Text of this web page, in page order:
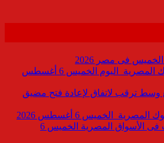
فى مصر 2026
أسعار الدولار بالبنوك المصرية اليوم الخميس 6 أغسطس
وسط ترقب لاتفاق لإعادة فتح مضيق
الخميس 6 أغسطس 2026
ارتفاع أسعار الذهب فى الأسواق المصرية الخميس 6